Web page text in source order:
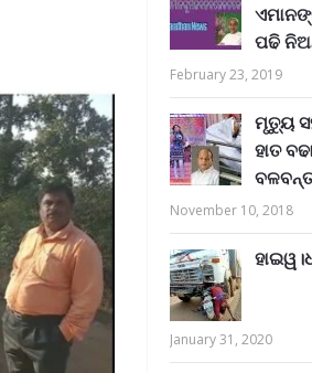
ପଢି
February 23, 2019
ମୃତ୍ୟୁ
ହାତ
November 10, 2018
January 31, 2020